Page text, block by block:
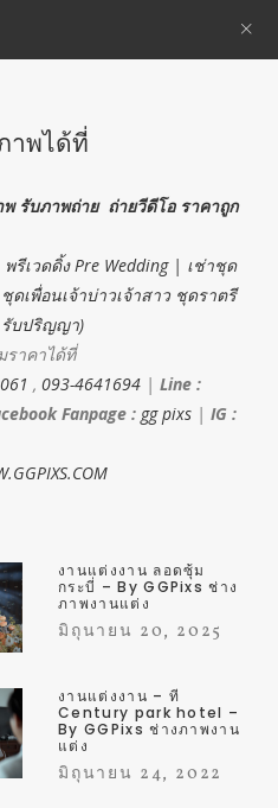
าพได้ที่
พ รับภาพถ่าย ถ่ายวีดีโอ ราคาถูก
เวดดิ้ง Pre Wedding | เช่าชุด
ชุดเพื่อนเจ้าบ่าวเจ้าสาว ชุดราตรี
บปริญญา)
ราคาได้ที่
, 093-4641694 | Line :
Fanpage : gg pixs | IG :
งานแต่งงาน ลอดซุ้ม
กระบี่ – By GGPixs ช่าง
ภาพงานแต่ง
มิถุนายน 20, 2025
งานแต่งงาน – ที่
Century park hotel –
By GGPixs ช่างภาพงาน
แต่ง
มิถุนายน 24, 2022